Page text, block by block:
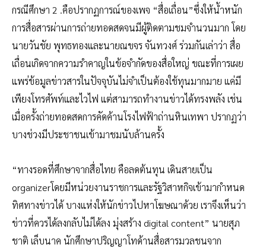
กรณีศึกษา 2 .คือปรากฏการณ์ของเพจ “สื่อเถื่อน”ซึ่งให้น้ำหนัก
การสื่อสารผ่านการถ่ายทอดสดจนมีผู้ติดตามชมจำนวนมาก โดย
นายวันชัย พุทธทองและนายณขจร จันทวงศ์ ร่วมกันเล่าว่า สื่อ
เถื่อนเกิดจากความรำคาญในข้อจำกัดของสื่อใหญ่ ขณะที่การเผย
แพร่ข้อมูลข่าวสารในปัจจุบันไม่จำเป็นต้องใช้ทุนมากมาย แค่มี
เพียงโทรศัพท์และไวไฟ แต่สามารถทำงานข่าวได้ทรงพลัง เช่น
เมื่อครั้งถ่ายทอดสดการคัดค้านโรงไฟฟ้าถ่านหินเทพา ปรากฏว่า
บางช่วงมีประชาชนเข้ามาชมนับล้านครั้ง
“ทางรอดที่ศึกษาจากสื่อไทย คือลดต้นทุน เดินสายเป็น
organizerโดยมีหน่วยงานราชการและรัฐวิสาหกิจเข้ามากำหนด
ทิศทางข่าวได้ บางแห่งให้นักข่าวไปหาโฆษณาด้วย เราจึงเห็นว่า
ข่าวที่ควรได้ลงกลับไม่ได้ลง มุ่งสร้าง digital content” นายสุภ
ชาติ เล็บนาค นักศึกษาปริญญาโทด้านสื่อสารมวลชนจาก